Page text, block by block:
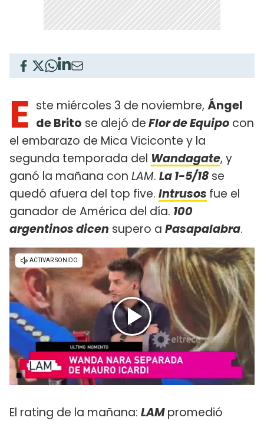
E ste miércoles 3 de noviembre, Ángel
de Brito se alejó deFlor de Equipo con
el embarazo de Mica Viciconte y la
segunda temporada del Wandagate, y
ganó la mañana con LAM. La 1-5/18 se
quedó afuera del top five. Intrusos fue el
ganador de América del día. 100
argentinos dicen supero a Pasapalabra.
El rating de la mañana: LAMpromedió